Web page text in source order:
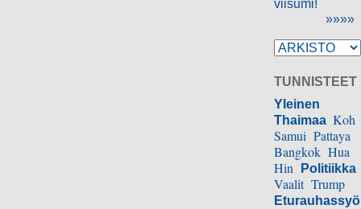
viisumi!
»»»»
TUNNISTEET
Yleinen
Thaimaa Koh
Samui Pattaya
Bangkok Hua
Hin
Politiikka
Vaalit Trump